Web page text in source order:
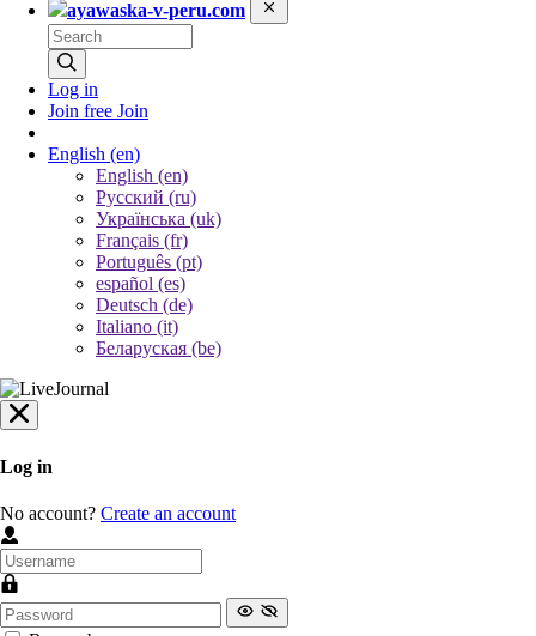
ayawaska-v-peru.com
Log in
Join free Join
English (en)
English (en)
Русский (ru)
Українська (uk)
Français (fr)
Português (pt)
español (es)
Deutsch (de)
Italiano (it)
Беларуская (be)
Log in
No account? Create an account